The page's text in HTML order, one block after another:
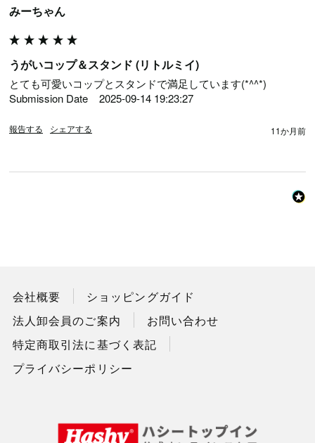
みーちゃん
うがいコップ＆スタンド (リトルミイ)
とても可愛いコップとスタンドで満足しています(*^^*)
Submission Date	2025-09-14 19:23:27
報告する シェアする 11か月前
会社概要
ショッピングガイド
法人卸会員のご案内
お問い合わせ
特定商取引法に基づく表記
プライバシーポリシー